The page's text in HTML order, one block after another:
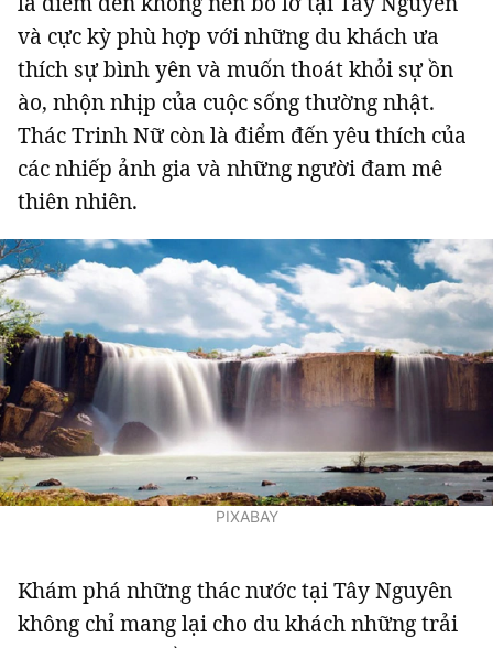
và cực kỳ phù hợp với những du khách ưa
thích sự bình yên và muốn thoát khỏi sự ồn
ào, nhộn nhịp của cuộc sống thường nhật.
Thác Trinh Nữ còn là điểm đến yêu thích của
các nhiếp ảnh gia và những người đam mê
thiên nhiên.
PIXABAY
Khám phá những thác nước tại Tây Nguyên
không chỉ mang lại cho du khách những trải